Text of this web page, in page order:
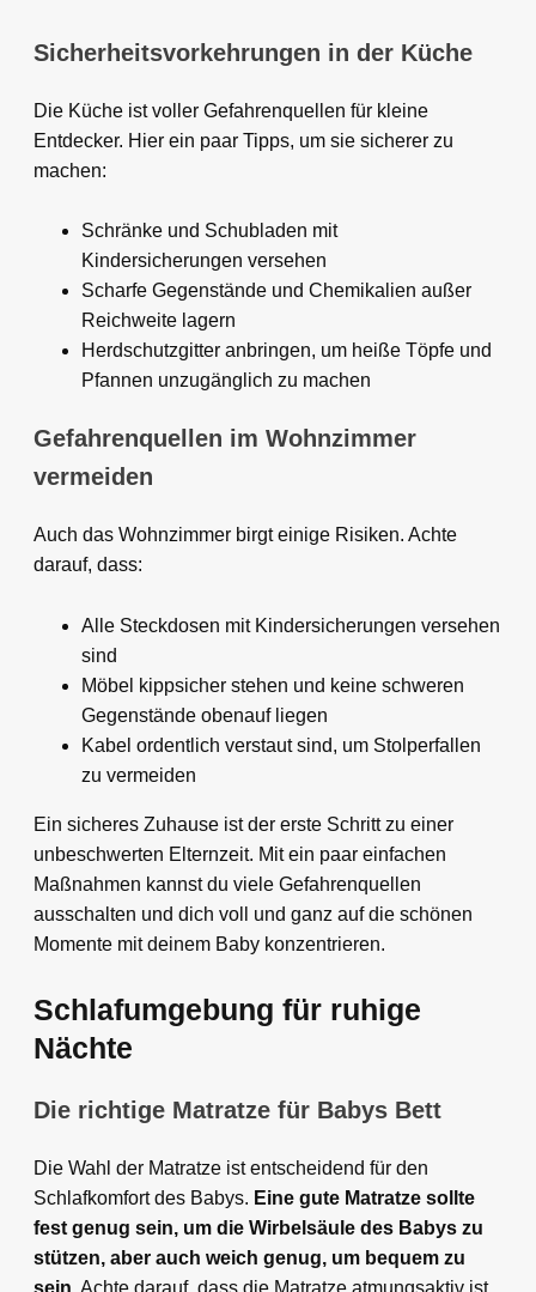
Sicherheitsvorkehrungen in der Küche
Die Küche ist voller Gefahrenquellen für kleine
Entdecker. Hier ein paar Tipps, um sie sicherer zu
machen:
Schränke und Schubladen mit
Kindersicherungen versehen
Scharfe Gegenstände und Chemikalien außer
Reichweite lagern
Herdschutzgitter anbringen, um heiße Töpfe und
Pfannen unzugänglich zu machen
Gefahrenquellen im Wohnzimmer
vermeiden
Auch das Wohnzimmer birgt einige Risiken. Achte
darauf, dass:
Alle Steckdosen mit Kindersicherungen versehen
sind
Möbel kippsicher stehen und keine schweren
Gegenstände obenauf liegen
Kabel ordentlich verstaut sind, um Stolperfallen
zu vermeiden
Ein sicheres Zuhause ist der erste Schritt zu einer
unbeschwerten Elternzeit. Mit ein paar einfachen
Maßnahmen kannst du viele Gefahrenquellen
ausschalten und dich voll und ganz auf die schönen
Momente mit deinem Baby konzentrieren.
Schlafumgebung für ruhige
Nächte
Die richtige Matratze für Babys Bett
Die Wahl der Matratze ist entscheidend für den
Schlafkomfort des Babys. Eine gute Matratze sollte
fest genug sein, um die Wirbelsäule des Babys zu
stützen, aber auch weich genug, um bequem zu